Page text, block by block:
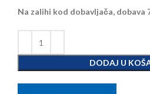
Na zalihi kod dobavljača, dobava
DODAJ U